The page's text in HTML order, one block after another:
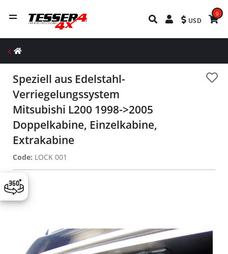
USD
0
Speziell aus Edelstahl-
Verriegelungssystem
Mitsubishi L200 1998->2005
Doppelkabine, Einzelkabine,
Extrakabine
Code: LOCK 001